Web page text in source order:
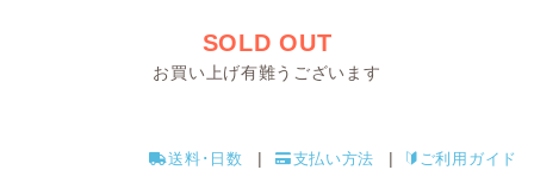
SOLD OUT
お買い上げ有難うございます
送料･日数 支払い方法 ご利用ガイド